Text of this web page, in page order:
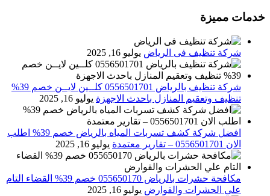
خدمات مميزة
شركة تنظيف فى الرياض يوليو 16, 2025
شركة تنظيف بالرياض 0556501701 كلــين لايــن خصم 39%
تنظيف وتعقيم المنازل باحدث الاجهزة يوليو 16, 2025
افضل شركة كشف تسربات المياه بالرياض خصم 39% اطلب
الان 0556501701‬‏ – تقارير معتمدة
يوليو 16, 2025
مكافحة حشرات بالرياض 055650170 خصم 39% القضاء التام
علي الحشرات والقوارض يوليو 16, 2025